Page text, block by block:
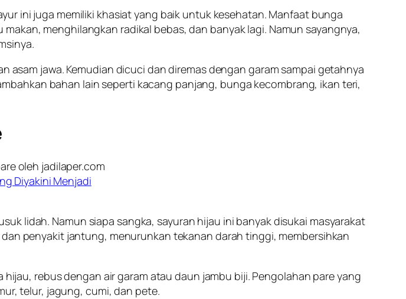
ini juga memiliki khasiat yang baik untuk kesehatan. Manfaat bunga
menghilangkan radikal bebas, dan banyak lagi. Namun sayangnya,
asam jawa. Kemudian dicuci dan diremas dengan garam sampai getahnya
bahan lain seperti kacang panjang, bunga kecombrang, ikan teri,
Diyakini Menjadi
lidah. Namun siapa sangka, sayuran hijau ini banyak disukai masyarakat
penyakit jantung, menurunkan tekanan darah tinggi, membersihkan
rebus dengan air garam atau daun jambu biji. Pengolahan pare yang
telur, jagung, cumi, dan pete.